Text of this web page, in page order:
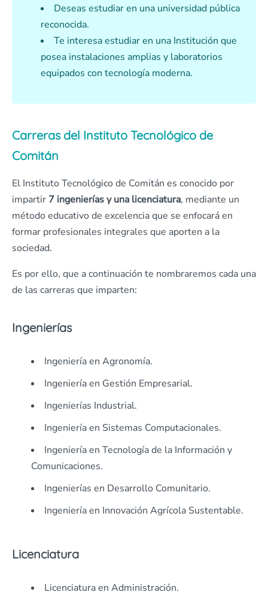
Deseas estudiar en una universidad pública
reconocida.
Te interesa estudiar en una Institución que
posea instalaciones amplias y laboratorios
equipados con tecnología moderna.
Carreras del Instituto Tecnológico de
Comitán
El Instituto Tecnológico de Comitán es conocido por
impartir 7 ingenierías y una licenciatura, mediante un
método educativo de excelencia que se enfocará en
formar profesionales integrales que aporten a la
sociedad.
Es por ello, que a continuación te nombraremos cada una
de las carreras que imparten:
Ingenierías
Ingeniería en Agronomía.
Ingeniería en Gestión Empresarial.
Ingenierías Industrial.
Ingeniería en Sistemas Computacionales.
Ingeniería en Tecnología de la Información y
Comunicaciones.
Ingenierías en Desarrollo Comunitario.
Ingeniería en Innovación Agrícola Sustentable.
Licenciatura
Licenciatura en Administración.